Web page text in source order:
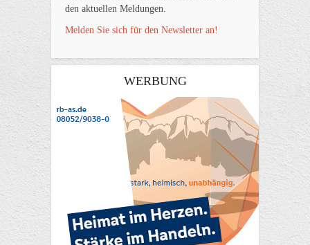
den aktuellen Meldungen.
Melden Sie sich für den Newsletter an!
WERBUNG